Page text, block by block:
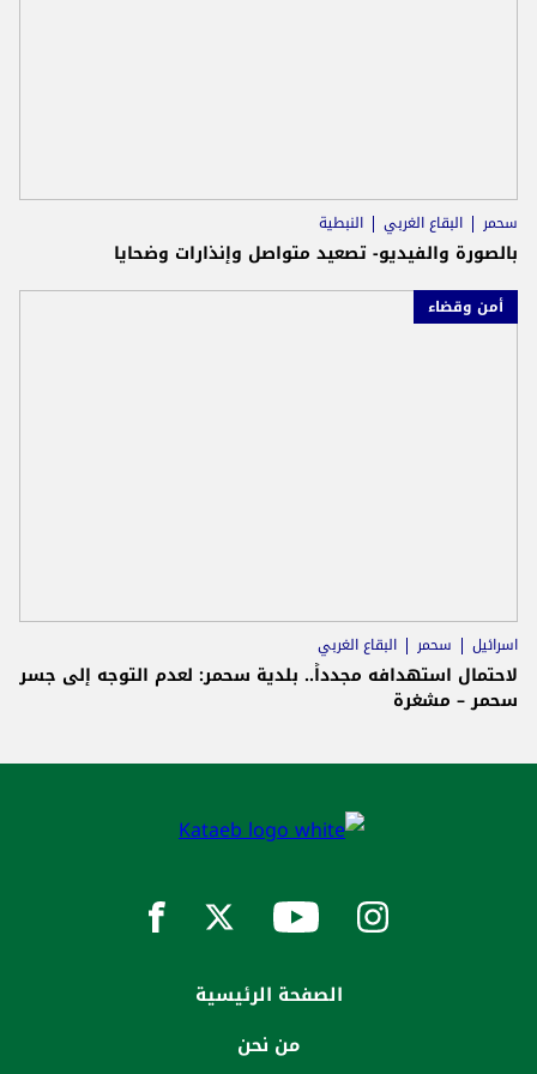
سحمر البقاع الغربي النبطية
بالصورة والفيديو- تصعيد متواصل وإنذارات وضحايا
أمن وقضاء
اسرائيل سحمر البقاع الغربي
لاحتمال استهدافه مجدداً.. بلدية سحمر: لعدم التوجه إلى جسر
سحمر – مشغرة
الصفحة الرئيسية
من نحن